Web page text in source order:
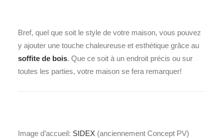
Bref, quel que soit le style de votre maison, vous pouvez
y ajouter une touche chaleureuse et esthétique grâce au
soffite de bois. Que ce soit à un endroit précis ou sur
toutes les parties, votre maison se fera remarquer!
Image d’accueil: SIDEX (anciennement Concept PV)